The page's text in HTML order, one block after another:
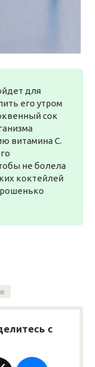
для
его утром
сок
витамина С.
не болела
коктейлей
с